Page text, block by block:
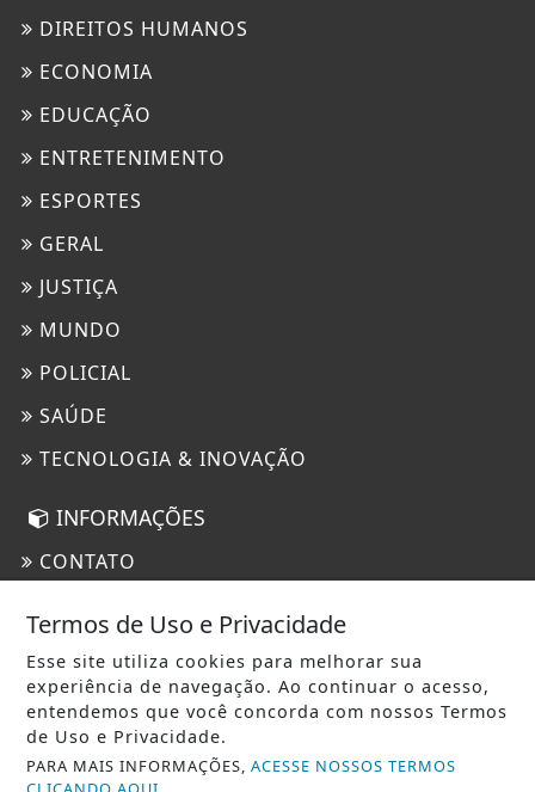
DIREITOS HUMANOS
ECONOMIA
EDUCAÇÃO
ENTRETENIMENTO
ESPORTES
GERAL
JUSTIÇA
MUNDO
POLICIAL
SAÚDE
TECNOLOGIA & INOVAÇÃO
INFORMAÇÕES
CONTATO
TERMOS DE USO E PRIVACIDADE
SOBRE
Termos de Uso e Privacidade
Esse site utiliza cookies para melhorar sua
experiência de navegação. Ao continuar o acesso,
entendemos que você concorda com nossos Termos
de Uso e Privacidade.
PARA MAIS INFORMAÇÕES,ACESSE NOSSOS TERMOS